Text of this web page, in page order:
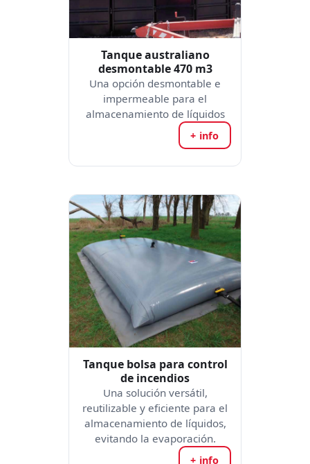
Tanque australiano
desmontable 470 m3
Una opción desmontable e
impermeable para el
almacenamiento de líquidos
+ info
Tanque bolsa para control
de incendios
Una solución versátil,
reutilizable y eficiente para el
almacenamiento de líquidos,
evitando la evaporación.
+ info